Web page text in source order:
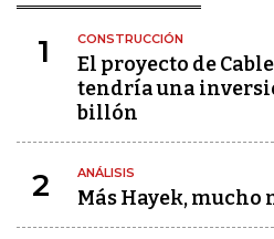
1 CONSTRUCCIÓN
El proyecto de
tendría una
billón
2 ANÁLISIS
Más Hayek, mucho